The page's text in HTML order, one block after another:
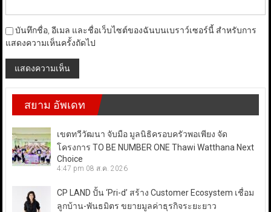
บันทึกชื่อ, อีเมล และชื่อเว็บไซต์ของฉันบนเบราว์เซอร์นี้ สำหรับการ
แสดงความเห็นครั้งถัดไป
สยาม อัพเดท
เขตทวีวัฒนา จับมือ มูลนิธิครอบครัวพอเพียง จัด
โครงการ TO BE NUMBER ONE Thawi Watthana Next
Choice
4:47 pm 08 ส.ค. 2026
CP LAND ปั้น ‘Pri-d’ สร้าง Customer Ecosystem เชื่อม
ลูกบ้าน-พันธมิตร ขยายมูลค่าธุรกิจระยะยาว